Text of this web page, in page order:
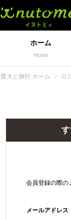
ホーム
Home
愛犬と旅行 ホーム ロ
会員登録の際の
メールアドレス